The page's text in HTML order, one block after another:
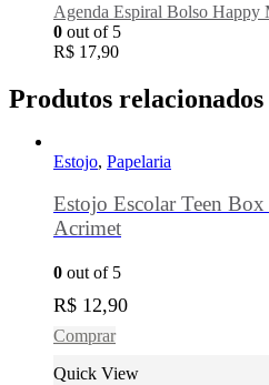
Agenda Espiral Bolso Happy
0 out of 5
R$ 17,90
Produtos relacionados
Estojo, Papelaria
Estojo Escolar Teen
Acrimet
0 out of 5
R$ 12,90
Comprar
Quick View